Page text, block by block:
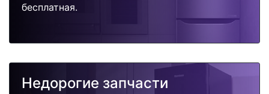
бесплатная.
Недорогие запчасти